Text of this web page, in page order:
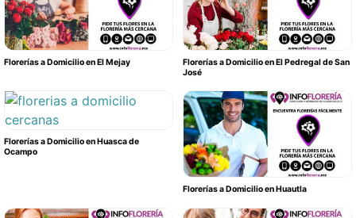
Florerías a Domicilio en El Mejay
Florerías a Domicilio en El Pedregal de San
José
Florerías a Domicilio en Huasca de
Ocampo
Florerías a Domicilio en Huautla